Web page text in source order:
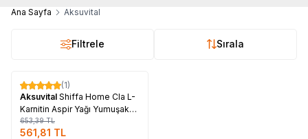
Ana Sayfa Aksuvital
Filtrele Sırala
%14
(1)
Aksuvital Shiffa Home Cla L-
Karnitin Aspir Yağı Yumuşak
1000 Mg x 100 Kapsül
653,39TL
561,81 TL